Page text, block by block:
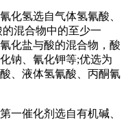
化氢选自气体氢氰酸、
混合物中的至少一
化盐与酸的混合物，酸
钠、氰化钾等;优选为
、液体氢氰酸、丙酮氰
一催化剂选自有机碱、